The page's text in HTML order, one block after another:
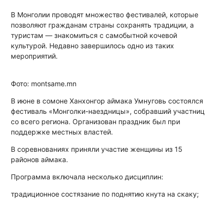
В Монголии проводят множество фестивалей, которые
позволяют гражданам страны сохранять традиции, а
туристам — знакомиться с самобытной кочевой
культурой. Недавно завершилось одно из таких
мероприятий.
Фото: montsame.mn
В июне в сомоне Ханхонгор аймака Умнуговь состоялся
фестиваль «Монголки-наездницы», собравший участниц
со всего региона. Организован праздник был при
поддержке местных властей.
В соревнованиях приняли участие женщины из 15
районов аймака.
Программа включала несколько дисциплин:
традиционное состязание по поднятию кнута на скаку;